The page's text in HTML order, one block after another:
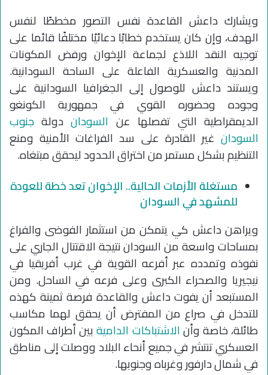
ويشارك داعش القاعدة نفس التصور مخططًا لنفس
الهدف، وإن كان يستخدم خطابًا دعائيًا مختلفًا قائما على
توجيه النقد اللاذع لجماعة الإخوان ورفض المكونات
المدنية والعسكرية الفاعلة على الساحة السودانية.
ويستند داعش للوصول إلى الجغرافيا السودانية على
وجوده وحضوره القوي في جمهورية الكونغو
الديمقراطية التي تفصلها عنالسوداندولةجنوب
السودان غير القادرة على سد الفراغات الأمنية ومنع
التنظيم بشكل مستمر من اختراق الحدود ليحقق مبتغاه.
مستغلة الأزمات الحالية.. الإخوان تعد خطة للعودة
للمشهد في السودان
ويراهن داعش كي يتمكن من استثمار الفوضى والفراغ
بمساحات واسعة من السودان نتيجة الاقتتال الجاري على
نفوذه وتمدده عبر أفرعه القوية في غرب أفريقيا في
نيجيريا والصحراء الكبرى وعلى فرعه في الساحل. ومن
المستبعد أن يفوت داعش والقاعدة فرصة ثمينة كهذه
للتدخل في صراع من المفترض أن يحقق لهما مكاسب
طائلة، خاصة وأنالاشتباكات الداميةبين أطراف المكون
العسكري تنتشر في جميع أنحاء البلاد ووصلت إلى مناطق
في شمال دارفور وغرباه وجنوبها.